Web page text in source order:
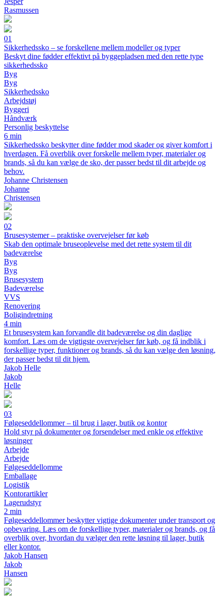
Rasmussen
01
Sikkerhedssko – se forskellene mellem modeller og typer
Beskyt dine fødder effektivt på byggepladsen med den rette type
sikkerhedssko
Byg
Byg
Sikkerhedssko
Arbejdstøj
Byggeri
Håndværk
Personlig beskyttelse
6 min
Sikkerhedssko beskytter dine fødder mod skader og giver komfort i
hverdagen. Få overblik over forskelle mellem typer, materialer og
brands, så du kan vælge de sko, der passer bedst til dit arbejde og
behov.
Johanne Christensen
Johanne
Christensen
02
Brusesystemer – praktiske overvejelser før køb
Skab den optimale bruseoplevelse med det rette system til dit
badeværelse
Byg
Byg
Brusesystem
Badeværelse
VVS
Renovering
Boligindretning
4 min
Et brusesystem kan forvandle dit badeværelse og din daglige
komfort. Læs om de vigtigste overvejelser før køb, og få indblik i
forskellige typer, funktioner og brands, så du kan vælge den løsning,
der passer bedst til dit hjem.
Jakob Helle
Jakob
Helle
03
Følgeseddellommer – til brug i lager, butik og kontor
Hold styr på dokumenter og forsendelser med enkle og effektive
løsninger
Arbejde
Arbejde
Følgeseddellomme
Emballage
Logistik
Kontorartikler
Lagerudstyr
2 min
Følgeseddellommer beskytter vigtige dokumenter under transport og
opbevaring. Læs om de forskellige typer, materialer og brands, og få
overblik over, hvordan du vælger den rette løsning til lager, butik
eller kontor.
Jakob Hansen
Jakob
Hansen